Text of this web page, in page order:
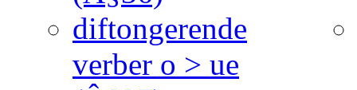
diftongerende
verber o > ue